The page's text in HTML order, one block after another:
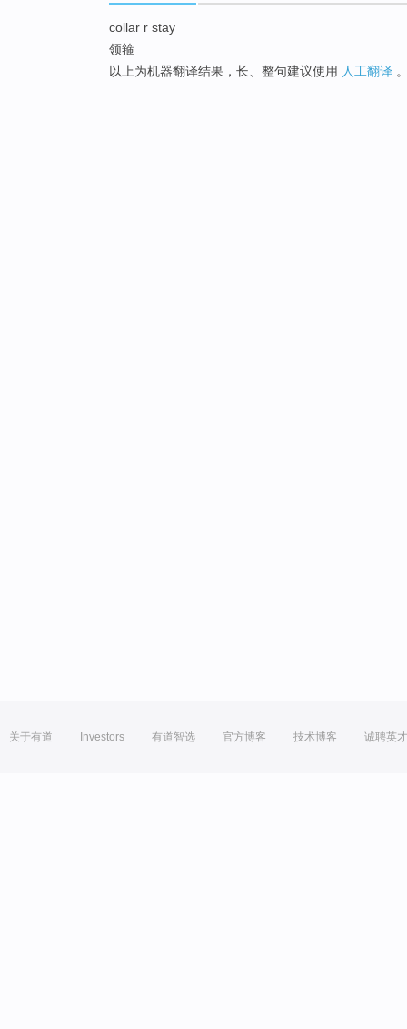
collar r stay
领箍
以上为机器翻译结果，长、整句建议使用 人工翻译
关于有道 Investors 有道智选 官方博客 技术博客 诚聘英才